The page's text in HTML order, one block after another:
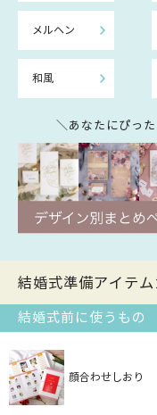
メルヘン
和風
＼あなたにぴっ
結婚式準備アイテ
結婚式前に使うもの
顔合わせしおり